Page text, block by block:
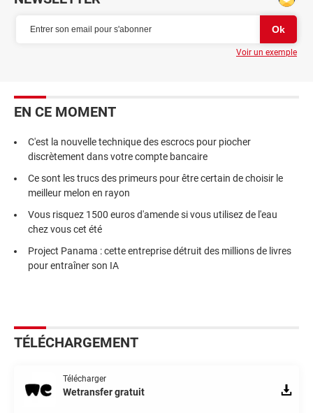
Voir un exemple
EN CE MOMENT
C'est la nouvelle technique des escrocs pour piocher
discrètement dans votre compte bancaire
Ce sont les trucs des primeurs pour être certain de choisir le
meilleur melon en rayon
Vous risquez 1500 euros d'amende si vous utilisez de l'eau
chez vous cet été
Project Panama : cette entreprise détruit des millions de livres
pour entraîner son IA
TÉLÉCHARGEMENT
Télécharger
Wetransfer gratuit